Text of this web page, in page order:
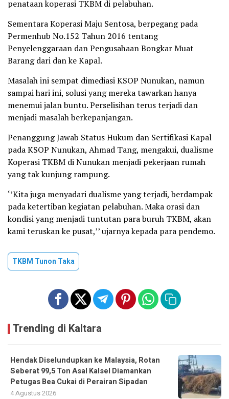
penataan koperasi TKBM di pelabuhan.
Sementara Koperasi Maju Sentosa, berpegang pada
Permenhub No.152 Tahun 2016 tentang
Penyelenggaraan dan Pengusahaan Bongkar Muat
Barang dari dan ke Kapal.
Masalah ini sempat dimediasi KSOP Nunukan, namun
sampai hari ini, solusi yang mereka tawarkan hanya
menemui jalan buntu. Perselisihan terus terjadi dan
menjadi masalah berkepanjangan.
Penanggung Jawab Status Hukum dan Sertifikasi Kapal
pada KSOP Nunukan, Ahmad Tang, mengakui, dualisme
Koperasi TKBM di Nunukan menjadi pekerjaan rumah
yang tak kunjung rampung.
‘’Kita juga menyadari dualisme yang terjadi, berdampak
pada ketertiban kegiatan pelabuhan. Maka orasi dan
kondisi yang menjadi tuntutan para buruh TKBM, akan
kami teruskan ke pusat,’’ ujarnya kepada para pendemo.
TKBM Tunon Taka
Trending di Kaltara
Hendak Diselundupkan ke Malaysia, Rotan
Seberat 99,5 Ton Asal Kalsel Diamankan
Petugas Bea Cukai di Perairan Sipadan
4 Agustus 2026